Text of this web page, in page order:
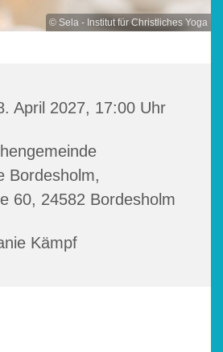
© Sela - Institut für Christliches Yoga
April 2027, 17:00 Uhr
Bordesholm,
60, 24582 Bordesholm
Kämpf